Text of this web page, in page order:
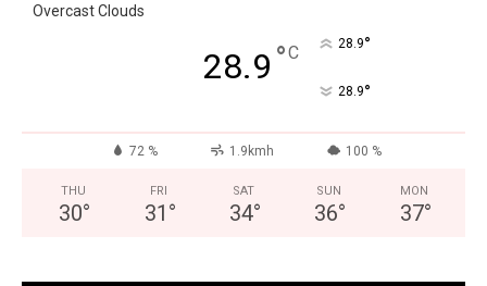
Overcast Clouds
28.9 °C 28.9°
28.9°
72 % 1.9kmh 100 %
THU
30°
FRI
31 °
SAT
34°
SUN
36°
MON
37°